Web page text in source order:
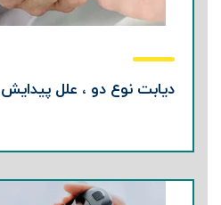
دیابت نوع دو ، علل